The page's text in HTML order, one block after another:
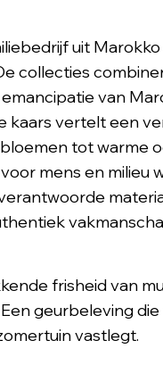
uit
collecties
van
kaars vertelt een
tot warme
mens en milieu
frisheid van
geurbeleving
vastlegt.